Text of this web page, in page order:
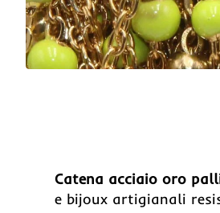
Catena acciaio oro
e bijoux artigianali